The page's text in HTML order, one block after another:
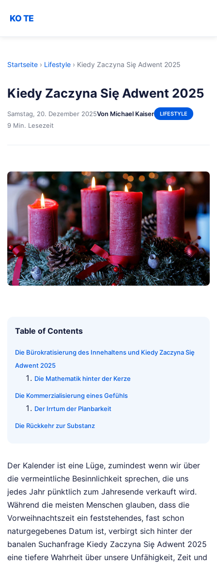
KO TE
Startseite › Lifestyle › Kiedy Zaczyna Się Adwent 2025
Kiedy Zaczyna Się Adwent 2025
Samstag, 20. Dezember 2025Von Michael Kaiser LIFESTYLE
9 Min. Lesezeit
Table of Contents
Die Bürokratisierung des Innehaltens und Kiedy Zaczyna Się
Adwent 2025
Die Mathematik hinter der Kerze
Die Kommerzialisierung eines Gefühls
Der Irrtum der Planbarkeit
Die Rückkehr zur Substanz
Der Kalender ist eine Lüge, zumindest wenn wir über
die vermeintliche Besinnlichkeit sprechen, die uns
jedes Jahr pünktlich zum Jahresende verkauft wird.
Während die meisten Menschen glauben, dass die
Vorweihnachtszeit ein feststehendes, fast schon
naturgegebenes Datum ist, verbirgt sich hinter der
banalen Suchanfrage Kiedy Zaczyna Się Adwent 2025
eine tiefere Wahrheit über unsere Unfähigkeit, Zeit und